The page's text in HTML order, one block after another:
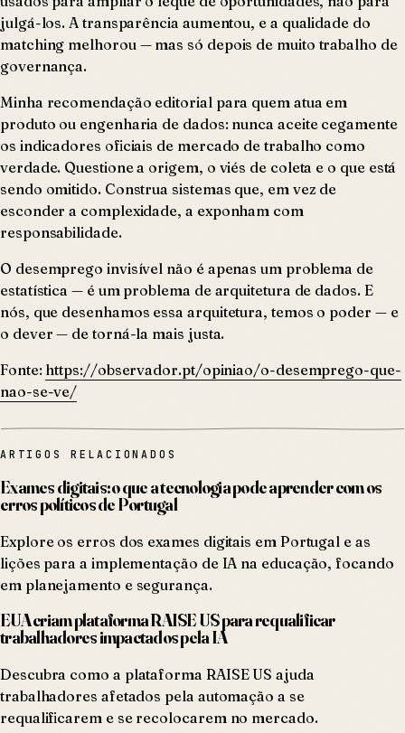
julgá-los. A transparência aumentou, e a qualidade do
matching melhorou — mas só depois de muito trabalho de
governança.
Minha recomendação editorial para quem atua em
produto ou engenharia de dados: nunca aceite cegamente
os indicadores oficiais de mercado de trabalho como
verdade. Questione a origem, o viés de coleta e o que está
sendo omitido. Construa sistemas que, em vez de
esconder a complexidade, a exponham com
responsabilidade.
O desemprego invisível não é apenas um problema de
estatística — é um problema de arquitetura de dados. E
nós, que desenhamos essa arquitetura, temos o poder — e
o dever — de torná-la mais justa.
Fonte: https://observador.pt/opiniao/o-desemprego-que-
nao-se-ve/
ARTIGOS RELACIONADOS
Exames digitais: o que a tecnologia pode aprender com os
erros políticos de Portugal
Explore os erros dos exames digitais em Portugal e as
lições para a implementação de IA na educação, focando
em planejamento e segurança.
EUA criam plataforma RAISE US para requalificar
trabalhadores impactados pela IA
Descubra como a plataforma RAISE US ajuda
trabalhadores afetados pela automação a se
requalificarem e se recolocarem no mercado.